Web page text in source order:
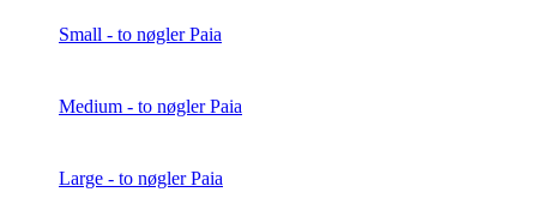
Small - to nøgler Paia
Medium - to nøgler Paia
Large - to nøgler Paia